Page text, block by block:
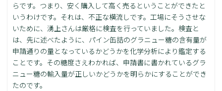
らです。つまり、安く購入して高く売るということができたと
いうわけです。それは、不正な横流しです。工場にそうさせな
いために、湧上さんは厳格に検査を行っていました。検査と
は、先に述べたように、パイン缶詰のグラニュー糖の含有量が
申請通りの量となっているかどうかを化学分析により鑑定する
ことです。その糖度さえわかれば、申請書に書かれているグラ
ニュー糖の輸入量が正しいかどうかを明らかにすることができ
たのです。